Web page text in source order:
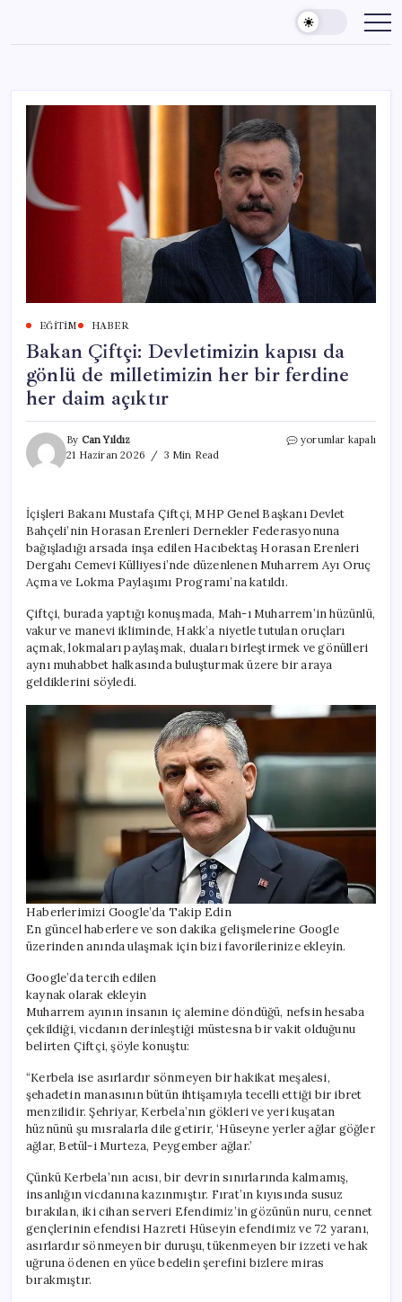
content
EĞITIM HABER
Bakan Çiftçi: Devletimizin kapısı da
gönlü de milletimizin her bir ferdine
her daim açıktır
By Can Yıldız
21 Haziran 2026
3 Min Read
Bakan
gönlü
de
milletimizin
her
her
açıktır
için
yorumlar kapalı
İçişleri Bakanı Mustafa Çiftçi, MHP Genel Başkanı Devlet
Bahçeli’nin Horasan Erenleri Dernekler Federasyonuna
bağışladığı arsada inşa edilen Hacıbektaş Horasan Erenleri
Dergahı Cemevi Külliyesi’nde düzenlenen Muharrem Ayı Oruç
Açma ve Lokma Paylaşımı Programı’na katıldı.
Çiftçi, burada yaptığı konuşmada, Mah-ı Muharrem’in hüzünlü,
vakur ve manevi ikliminde, Hakk’a niyetle tutulan oruçları
açmak, lokmaları paylaşmak, duaları birleştirmek ve gönülleri
aynı muhabbet halkasında buluşturmak üzere bir araya
geldiklerini söyledi.
Haberlerimizi Google’da Takip Edin
En güncel haberlere ve son dakika gelişmelerine Google
üzerinden anında ulaşmak için bizi favorilerinize ekleyin.
Google’da tercih edilen
kaynak olarak ekleyin
Muharrem ayının insanın iç alemine döndüğü, nefsin hesaba
çekildiği, vicdanın derinleştiği müstesna bir vakit olduğunu
belirten Çiftçi, şöyle konuştu:
“Kerbela ise asırlardır sönmeyen bir hakikat meşalesi,
şehadetin manasının bütün ihtişamıyla tecelli ettiği bir ibret
menzilidir. Şehriyar, Kerbela’nın gökleri ve yeri kuşatan
hüznünü şu mısralarla dile getirir, ‘Hüseyne yerler ağlar göğler
ağlar, Betül-i Murteza, Peygember ağlar.’
Çünkü Kerbela’nın acısı, bir devrin sınırlarında kalmamış,
insanlığın vicdanına kazınmıştır. Fırat’ın kıyısında susuz
bırakılan, iki cihan serveri Efendimiz’in gözünün nuru, cennet
gençlerinin efendisi Hazreti Hüseyin efendimiz ve 72 yaranı,
asırlardır sönmeyen bir duruşu, tükenmeyen bir izzeti ve hak
uğruna ödenen en yüce bedelin şerefini bizlere miras
bırakmıştır.